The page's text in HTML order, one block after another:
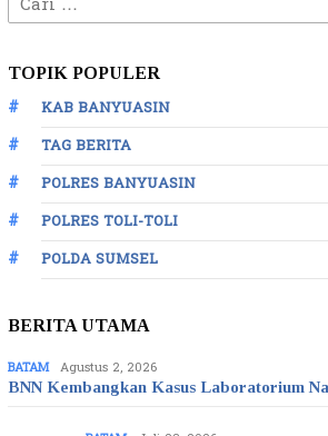
untuk:
TOPIK POPULER
KAB BANYUASIN
TAG BERITA
POLRES BANYUASIN
POLRES TOLI-TOLI
POLDA SUMSEL
BERITA UTAMA
BATAM Agustus 2, 2026
BNN Kembangkan Kasus Laboratorium